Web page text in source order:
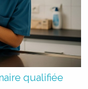
qualifiée